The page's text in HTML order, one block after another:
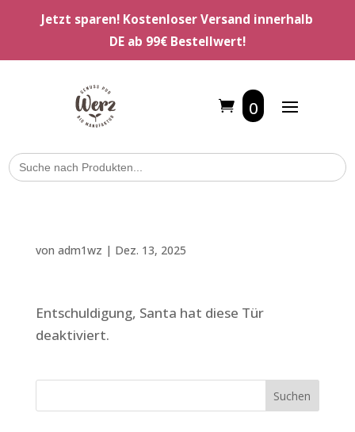
Jetzt sparen! Kostenloser Versand innerhalb
DE ab 99€ Bestellwert!
0
Search
for:
von adm1wz | Dez. 13, 2025
Entschuldigung, Santa hat diese Tür
deaktiviert.
Suchen